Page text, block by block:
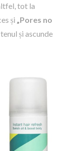
tot la
și „Pores no
și ascunde